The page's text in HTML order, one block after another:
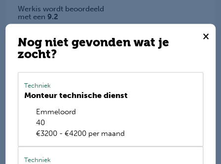
×
Nog niet gevonden wat je
zocht?
Techniek
Monteur technische dienst
Emmeloord
40
€3200 - €4200 per maand
Techniek
Werkis wordt beoordeeld
met een 9.2
Deel deze vacature
E-mail mij de nieuwste vacatures
Name